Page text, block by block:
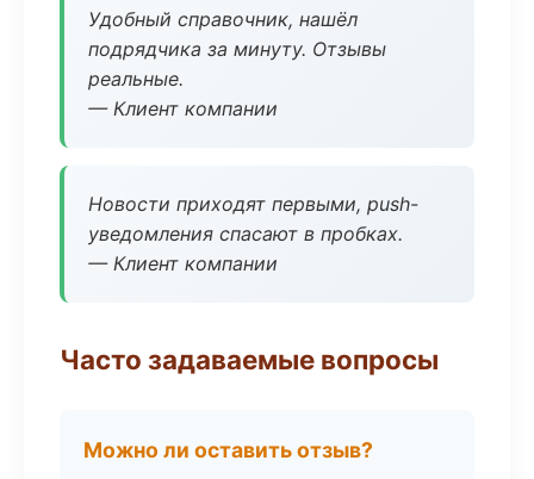
Удобный справочник, нашёл
подрядчика за минуту. Отзывы
реальные.
— Клиент компании
Новости приходят первыми, push-
уведомления спасают в пробках.
— Клиент компании
Часто задаваемые вопросы
Можно ли оставить отзыв?